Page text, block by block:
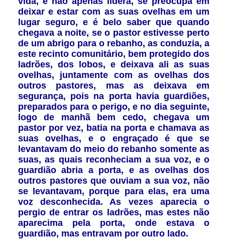
deixar e estar com as suas ovelhas em um
lugar seguro, e é belo saber que quando
chegava a noite, se o pastor estivesse perto
de um abrigo para o rebanho, as conduzia, a
este recinto comunitário, bem protegido dos
ladrões, dos lobos, e deixava ali as suas
ovelhas, juntamente com as ovelhas dos
outros pastores, mas as deixava em
segurança, pois na porta havia guardiões,
preparados para o perigo, e no dia seguinte,
logo de manhã bem cedo, chegava um
pastor por vez, batia na porta e chamava as
suas ovelhas, e o engraçado é que se
levantavam do meio do rebanho somente as
suas, as quais reconheciam a sua voz, e o
guardião abria a porta, e as ovelhas dos
outros pastores que ouviam a sua voz, não
se levantavam, porque para elas, era uma
voz desconhecida. As vezes aparecia o
pergio de entrar os ladrões, mas estes não
aparecima pela porta, onde estava o
guardião, mas entravam por outro lado.